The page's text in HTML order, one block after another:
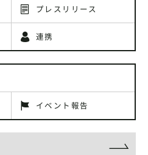
プレスリリース
連携
イベント報告